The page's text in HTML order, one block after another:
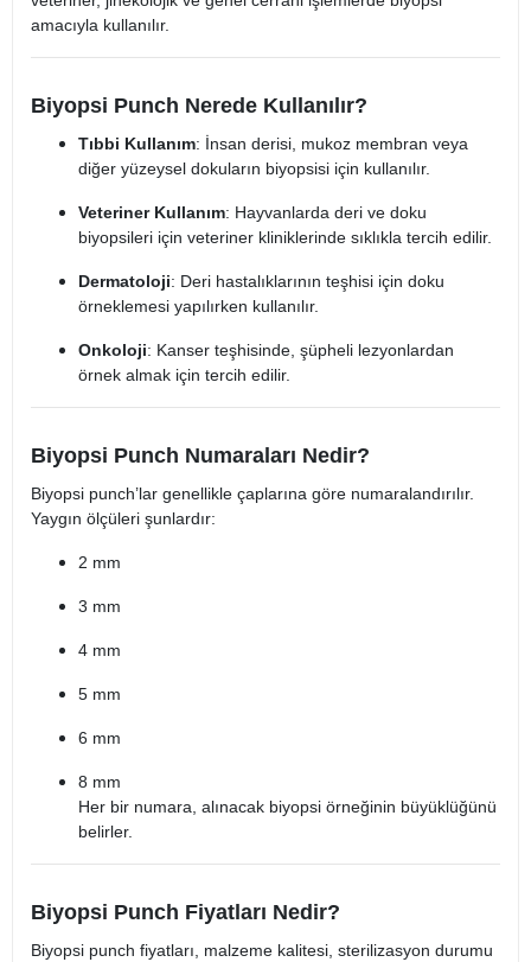
amacıyla kullanılır.
Biyopsi Punch Nerede Kullanılır?
Tıbbi Kullanım: İnsan derisi, mukoz membran veya
diğer yüzeysel dokuların biyopsisi için kullanılır.
Veteriner Kullanım: Hayvanlarda deri ve doku
biyopsileri için veteriner kliniklerinde sıklıkla tercih edilir.
Dermatoloji: Deri hastalıklarının teşhisi için doku
örneklemesi yapılırken kullanılır.
Onkoloji: Kanser teşhisinde, şüpheli lezyonlardan
örnek almak için tercih edilir.
Biyopsi Punch Numaraları Nedir?
Biyopsi punch’lar genellikle çaplarına göre numaralandırılır.
Yaygın ölçüleri şunlardır:
2 mm
3 mm
4 mm
5 mm
6 mm
8 mm
Her bir numara, alınacak biyopsi örneğinin büyüklüğünü
belirler.
Biyopsi Punch Fiyatları Nedir?
Biyopsi punch fiyatları, malzeme kalitesi, sterilizasyon durumu